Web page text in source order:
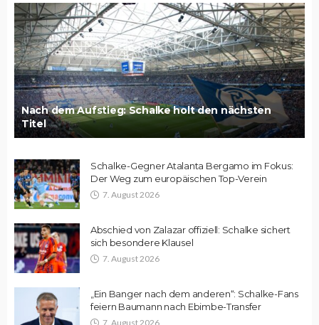
Nach dem Aufstieg: Schalke holt den nächsten
Titel
Schalke-Gegner Atalanta Bergamo im Fokus:
Der Weg zum europäischen Top-Verein
7. August 2026
Abschied von Zalazar offiziell: Schalke sichert
sich besondere Klausel
7. August 2026
„Ein Banger nach dem anderen“: Schalke-Fans
feiern Baumann nach Ebimbe-Transfer
7. August 2026